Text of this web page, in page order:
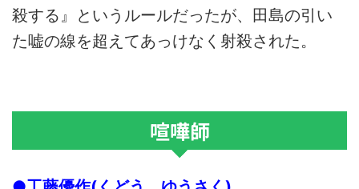
殺する』というルールだったが、田島の引い
た嘘の線を超えてあっけなく射殺された。
喧嘩師